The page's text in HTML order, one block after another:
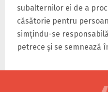
subalternilor ei de a
căsătorie pentru
simţindu-se
petrece şi se semnează